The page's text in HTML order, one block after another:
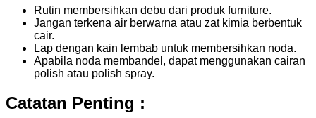
Rutin membersihkan debu dari produk furniture.
Jangan terkena air berwarna atau zat kimia berbentuk
cair.
Lap dengan kain lembab untuk membersihkan noda.
Apabila noda membandel, dapat menggunakan cairan
polish atau polish spray.
Catatan Penting :